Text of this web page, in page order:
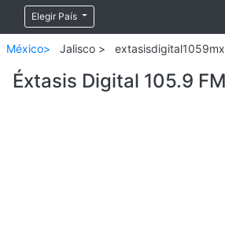
Elegir País
México> Jalisco > extasisdigital1059mx
Éxtasis Digital 105.9